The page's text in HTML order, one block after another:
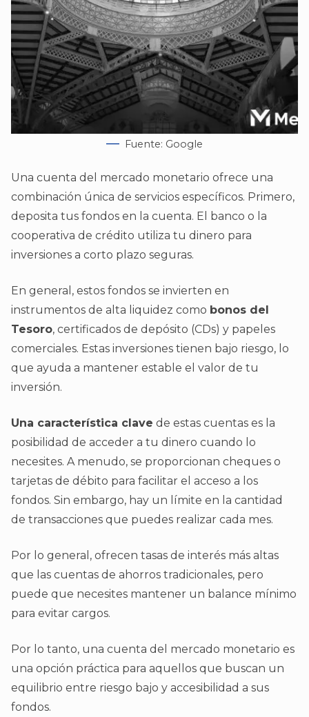
Fuente: Google
Una cuenta del mercado monetario ofrece una
combinación única de servicios específicos. Primero,
deposita tus fondos en la cuenta. El banco o la
cooperativa de crédito utiliza tu dinero para
inversiones a corto plazo seguras.
En general, estos fondos se invierten en
instrumentos de alta liquidez como bonos del
Tesoro, certificados de depósito (CDs) y papeles
comerciales. Estas inversiones tienen bajo riesgo, lo
que ayuda a mantener estable el valor de tu
inversión.
Una característica clave de estas cuentas es la
posibilidad de acceder a tu dinero cuando lo
necesites. A menudo, se proporcionan cheques o
tarjetas de débito para facilitar el acceso a los
fondos. Sin embargo, hay un límite en la cantidad
de transacciones que puedes realizar cada mes.
Por lo general, ofrecen tasas de interés más altas
que las cuentas de ahorros tradicionales, pero
puede que necesites mantener un balance mínimo
para evitar cargos.
Por lo tanto, una cuenta del mercado monetario es
una opción práctica para aquellos que buscan un
equilibrio entre riesgo bajo y accesibilidad a sus
fondos.